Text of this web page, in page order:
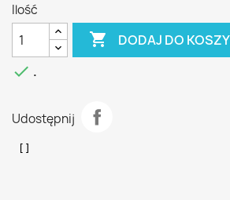
Ilość
 DODAJ DO
 .
Udostępnij